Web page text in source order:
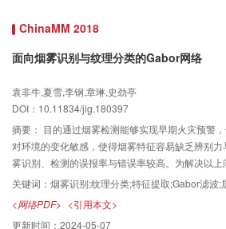
行样本扩充基础上，分析了输入图像分辨率及目标
标准操作条件下进行了对比分析。结果实验结果表
平情况下，平均识别精度分别达到了94.61%和
含变体和含变体情况）在进行数据增强的情况下进
到了99.38%和98.81%的识别精度，略优于其他
提出的模型可以充分利用输入图像以及各卷积层
细节差异，不仅适用于SAR图像变体目标的识别
的识别任务也取得了较高的识别结果。
ChinaMM 2018
面向烟雾识别与纹理分类的Gabor网络
袁非牛,夏雪,李钢,章琳,史劲亭
DOI：10.11834/jig.180397
摘要： 目的通过烟雾检测能够实现早期火灾预警
对环境的变化敏感，使得烟雾特征容易缺乏辨别
雾识别、检测的误报率与错误率较高。为解决以
波的层级结构，可视为Gabor网络。方法首先，构
基于Gabor的多尺度、多方向局部响应提取和跨
卷积单元输出的浓缩响应图进行跨通道编码并统
关键词： 烟雾识别;纹理分类;特征提取;Gabor滤波;
<网络PDF> <引用本文>
更新时间： 2024-05-07